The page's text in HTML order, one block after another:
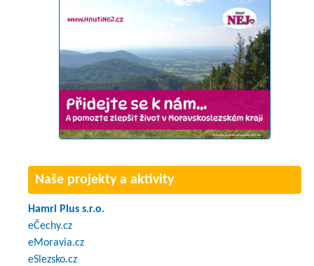
Naše projekty a aktivity
Hamri Plus s.r.o.
eČechy.cz
eMoravia.cz
eSlezsko.cz